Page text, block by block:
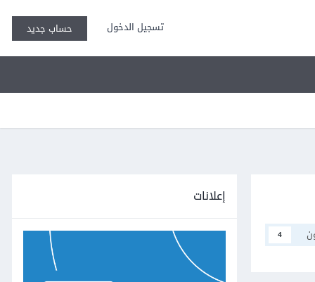
تسجيل الدخول حساب جديد
4
إعلانات